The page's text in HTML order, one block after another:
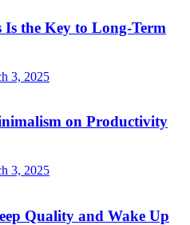
the Key to Long-Term
3, 2025
on Productivity
3, 2025
Quality and Wake Up